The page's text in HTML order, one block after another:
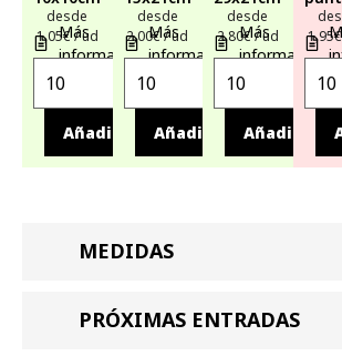
desde
1,05€ / ud
Más
información
Añadir
desde
2,00€ / ud
Más
información
Añadir
desde
2,80€ / ud
Más
información
Añadir
MEDIDAS
PRÓXIMAS ENTRADAS